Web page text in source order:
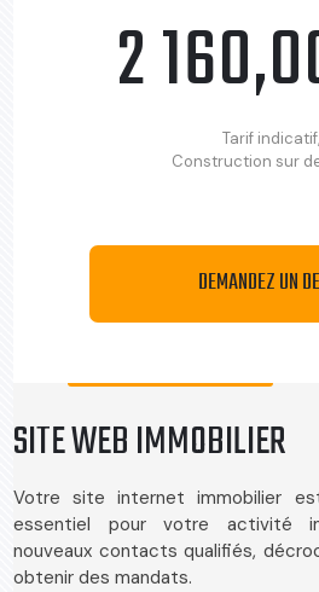
2
Tarif indicatif,
Construction sur
DEMANDEZ UN
SITE WEB IMMOBILIER
Votre site internet immobilier
essentiel pour votre activité
nouveaux contacts qualifiés,
obtenir des mandats.